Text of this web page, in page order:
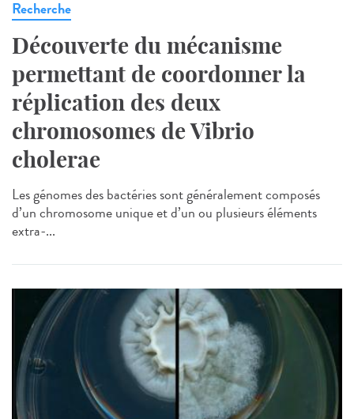
Recherche
Découverte du mécanisme
permettant de coordonner la
réplication des deux
chromosomes de Vibrio
cholerae
Les génomes des bactéries sont généralement composés
d’un chromosome unique et d’un ou plusieurs éléments
extra-...